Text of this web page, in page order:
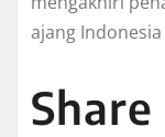
ajang Indonesia
Share